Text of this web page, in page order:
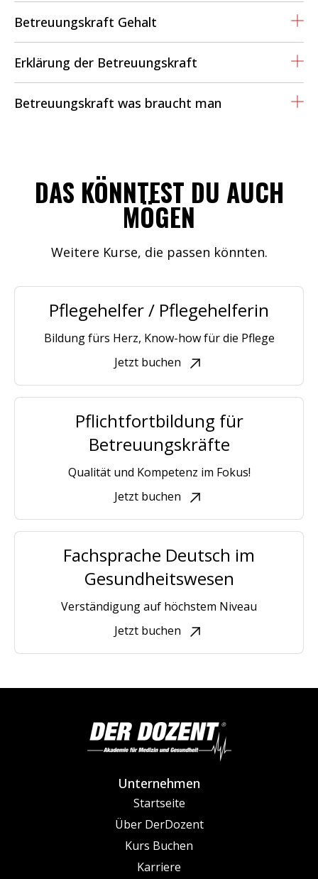
Betreuungskraft Gehalt
Erklärung der Betreuungskraft
Betreuungskraft was braucht man
DAS KÖNNTEST DU AUCH
MÖGEN
Weitere Kurse, die passen könnten.
Pflegehelfer / Pflegehelferin
Bildung fürs Herz, Know-how für die Pflege
Jetzt buchen
Pflichtfortbildung für
Betreuungskräfte
Qualität und Kompetenz im Fokus!
Jetzt buchen
Fachsprache Deutsch im
Gesundheitswesen
Verständigung auf höchstem Niveau
Jetzt buchen
Unternehmen
Startseite
Über DerDozent
Kurs Buchen
Karriere